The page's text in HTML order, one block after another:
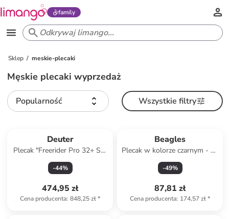
family
Sklep meskie-plecaki
Męskie plecaki wyprzedaż
Popularność Wszystkie filtry
Deuter
Plecak "Freerider Pro 32+ SL"
w kolorze czerwonym - 35 x
56 x 18 cm
-44%
474,95 zł
Cena producenta: 848,25 zł*
Beagles
Plecak w kolorze czarnym - 24
x 38 x 14 cm
-49%
87,81 zł
Cena producenta: 174,57 zł*